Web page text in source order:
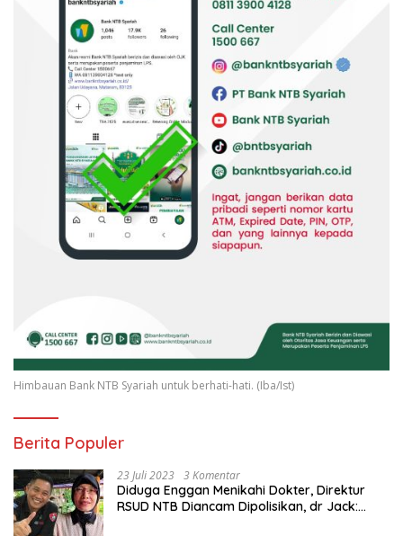
Himbauan Bank NTB Syariah untuk berhati-hati. (Iba/Ist)
Berita Populer
23 Juli 2023 3 Komentar
Diduga Enggan Menikahi Dokter, Direktur
RSUD NTB Diancam Dipolisikan, dr Jack: